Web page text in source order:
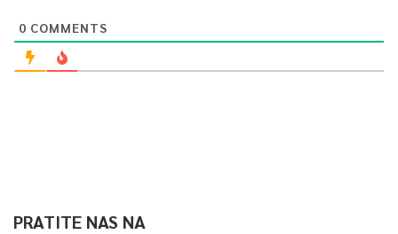
0 COMMENTS
PRATITE NAS NA